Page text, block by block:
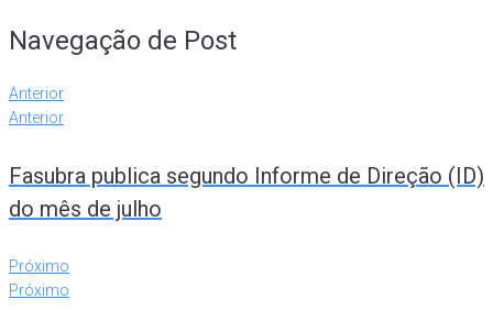
Navegação de Post
Anterior
Anterior
Fasubra publica segundo Informe de Direção (ID)
do mês de julho
Próximo
Próximo